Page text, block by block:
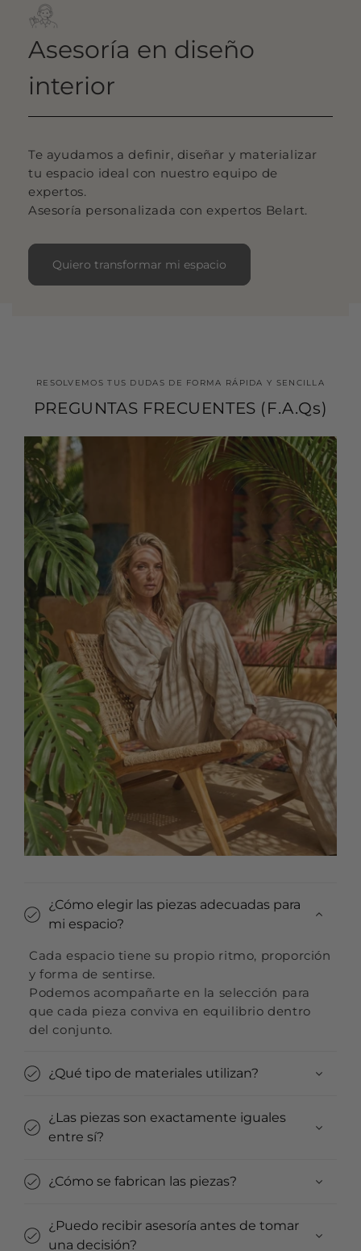
Asesoría en diseño
interior
Te ayudamos a definir, diseñar y materializar
tu espacio ideal con nuestro equipo de
expertos.
Asesoría personalizada con expertos Belart.
Quiero transformar mi espacio
RESOLVEMOS TUS DUDAS DE FORMA RÁPIDA Y SENCILLA
PREGUNTAS FRECUENTES (F.A.Qs)
¿Cómo elegir las piezas adecuadas para
mi espacio?
Cada espacio tiene su propio ritmo, proporción
y forma de sentirse.
Podemos acompañarte en la selección para
que cada pieza conviva en equilibrio dentro
del conjunto.
¿Qué tipo de materiales utilizan?
¿Las piezas son exactamente iguales
entre sí?
¿Cómo se fabrican las piezas?
¿Puedo recibir asesoría antes de tomar
una decisión?